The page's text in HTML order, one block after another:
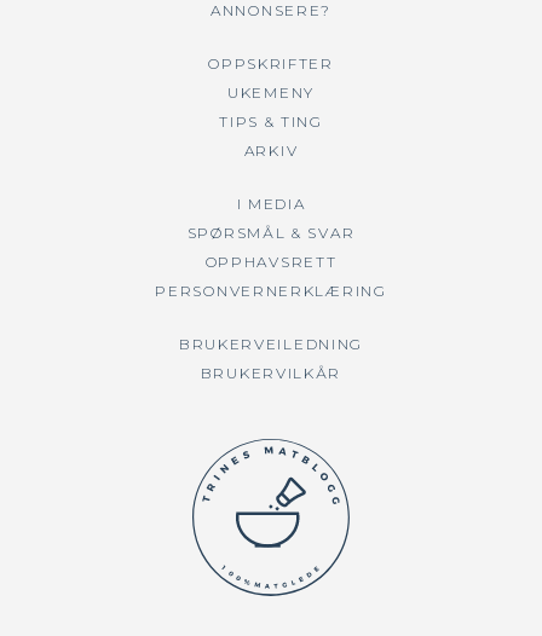
ANNONSERE?
OPPSKRIFTER
UKEMENY
TIPS & TING
ARKIV
I MEDIA
SPØRSMÅL & SVAR
OPPHAVSRETT
PERSONVERNERKLÆRING
BRUKERVEILEDNING
BRUKERVILKÅR